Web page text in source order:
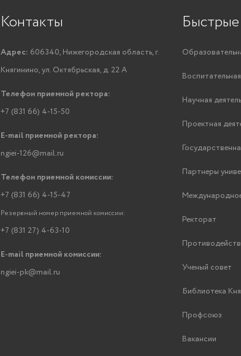
Контакты
Адрес: 606340, Нижегородская область, г.
Княгинино, ул. Октябрьская, д. 22 А
Телефон приемной ректора:
+7 (831 66) 4-15-50
E-mail приемной ректора:
ngiei-126@mail.ru
Телефон приемной комиссии:
+7 (831 66) 4-15-47
Резервный номер приемной комиссии:
+7 (831 27) 4-63-10
E-mail приемной комиссии:
ngiei-pk@mail.ru
Научная
Проектная
Партнеры
Ректорат
Ученый совет
Библиотека
Профсоюз
Вакансии